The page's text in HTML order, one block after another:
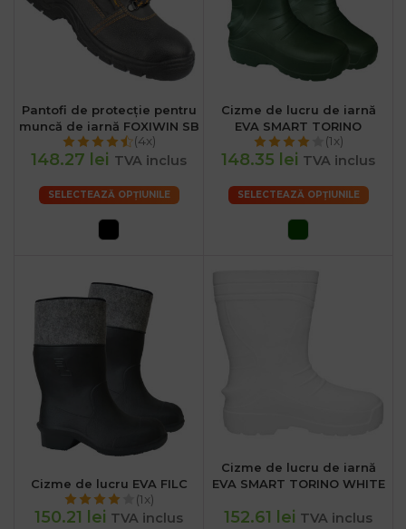
Pantofi de protecție pentru
muncă de iarnă FOXIWIN SB
(4x)
148.27 lei TVA inclus
SELECTEAZĂ OPȚIUNILE
Cizme de lucru de iarnă
EVA SMART TORINO
(1x)
148.35 lei TVA inclus
SELECTEAZĂ OPȚIUNILE
Cizme de lucru EVA FILC
(1x)
150.21 lei TVA inclus
Cizme de lucru de iarnă
EVA SMART TORINO WHITE
152.61 lei TVA inclus